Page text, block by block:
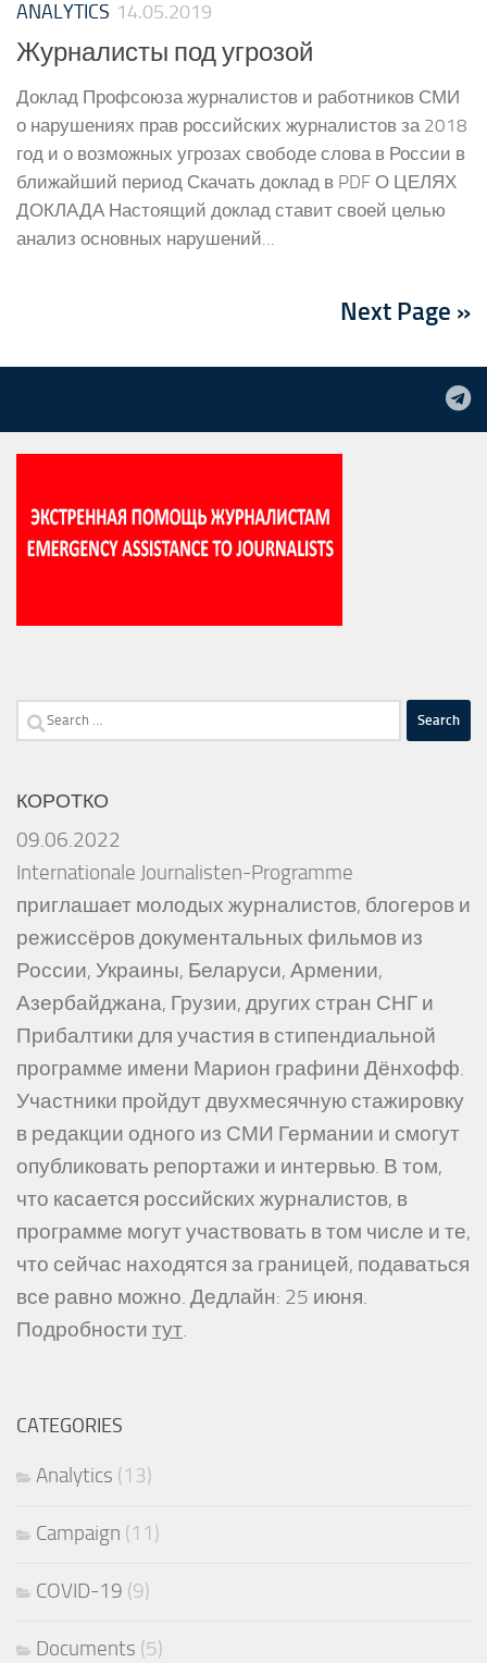
ANALYTICS 14.05.2019
Журналисты под угрозой
Доклад Профсоюза журналистов и работников СМИ
о нарушениях прав российских журналистов за 2018
год и о возможных угрозах свободе слова в России в
ближайший период Скачать доклад в PDF О ЦЕЛЯХ
ДОКЛАДА Настоящий доклад ставит своей целью
анализ основных нарушений...
Next Page »
Search
КОРОТКО
09.06.2022
Internationale Journalisten-Programme
приглашает молодых журналистов, блогеров и
режиссёров документальных фильмов из
России, Украины, Беларуси, Армении,
Азербайджана, Грузии, других стран СНГ и
Прибалтики для участия в стипендиальной
программе имени Марион графини Дёнхофф.
Участники пройдут двухмесячную стажировку
в редакции одного из СМИ Германии и смогут
опубликовать репортажи и интервью. В том,
что касается российских журналистов, в
программе могут участвовать в том числе и те,
что сейчас находятся за границей, подаваться
все равно можно. Дедлайн: 25 июня.
Подробности тут.
CATEGORIES
Analytics (13)
Campaign (11)
COVID-19 (9)
Documents (5)